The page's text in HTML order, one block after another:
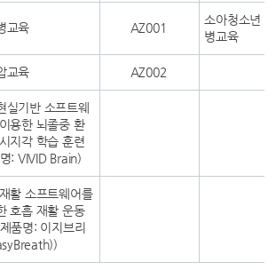
교육 AZ001
소아청소년
병교육
교육 AZ002
실기반 소프트웨
용한 뇌졸중 환
지각 학습 훈련
: VIVID Brain)
활 소프트웨어를
호흡 재활 운동
품명: 이지브리